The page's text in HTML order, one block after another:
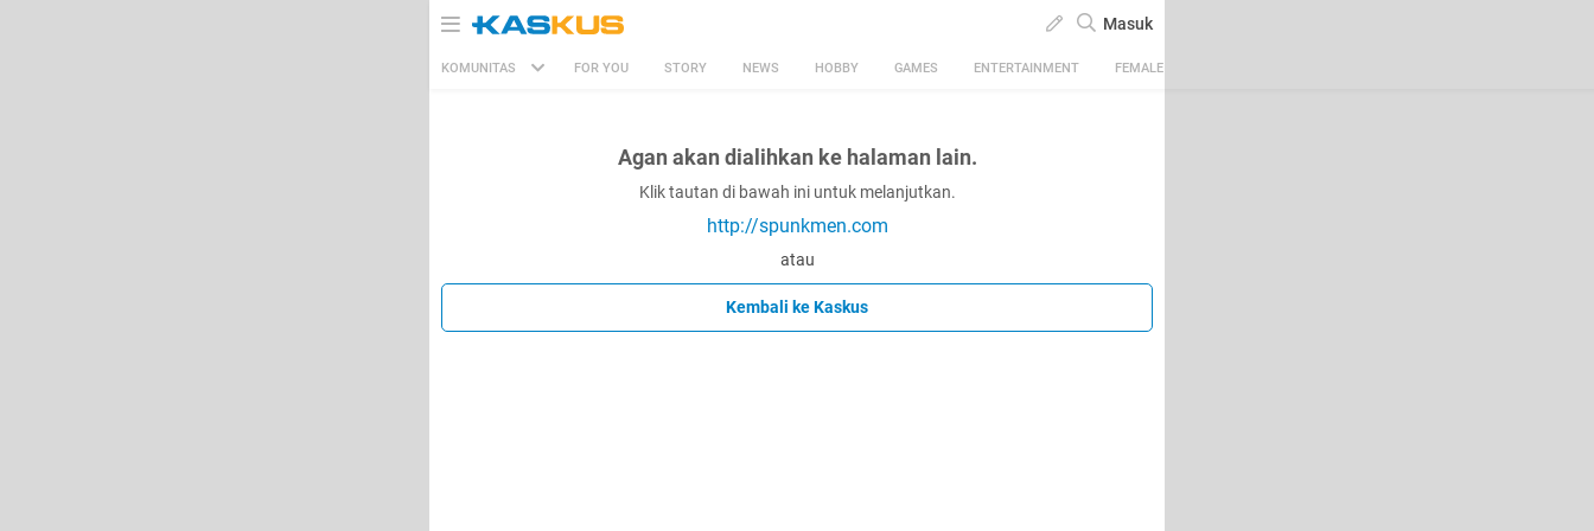
Masuk
KOMUNITAS FOR YOU STORY NEWS HOBBY GAMES ENTERTAINMENT FEMALE
Agan akan dialihkan ke halaman lain.
Klik tautan di bawah ini untuk melanjutkan.
http://spunkmen.com
atau
Kembali ke Kaskus